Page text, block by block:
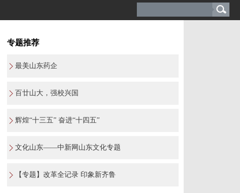
专题推荐
最美山东药企
百廿山大，强校兴国
辉煌“十三五” 奋进“十四五”
文化山东——中新网山东文化专题
【专题】改革全记录 印象新齐鲁